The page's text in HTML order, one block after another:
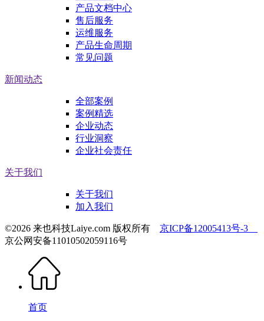
产品文档中心
售后服务
运维服务
产品生命周期
常见问题
新闻动态
全部案例
案例精选
企业动态
行业洞察
企业社会责任
关于我们
关于我们
加入我们
©2026 来也科技Laiye.com 版权所有 京ICP备12005413号-3
京公网安备11010502059116号
首页